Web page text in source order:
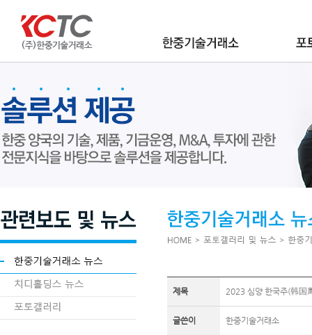
제목 2023 심양 한국주(韩国
글쓴이 한중기술거래소